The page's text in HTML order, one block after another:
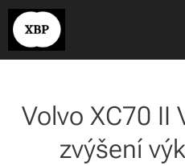
Volvo XC70 II
zvýšení